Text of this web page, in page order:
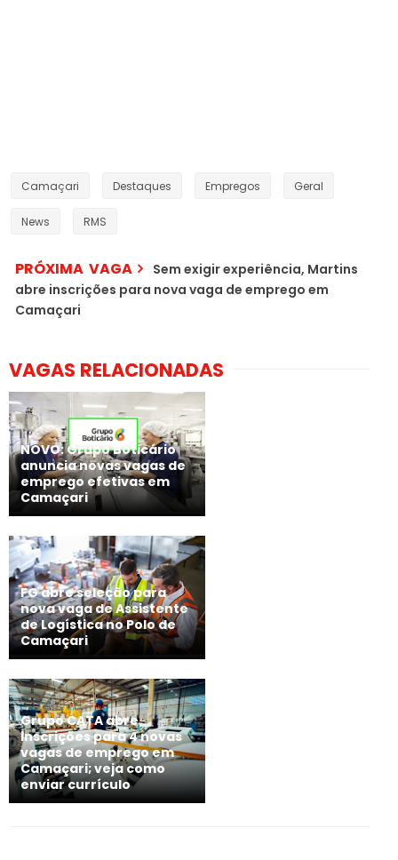
Camaçari Destaques Empregos Geral
News RMS
PRÓXIMA VAGA
Sem exigir experiência, Martins
abre inscrições para nova vaga de emprego em
Camaçari
VAGAS RELACIONADAS
NOVO: Grupo Boticário
anuncia novas vagas de
emprego efetivas em
Camaçari
FG abre seleção para
nova vaga de Assistente
de Logística no Polo de
Camaçari
Grupo CATA abre
inscrições para 4 novas
vagas de emprego em
Camaçari; veja como
enviar currículo